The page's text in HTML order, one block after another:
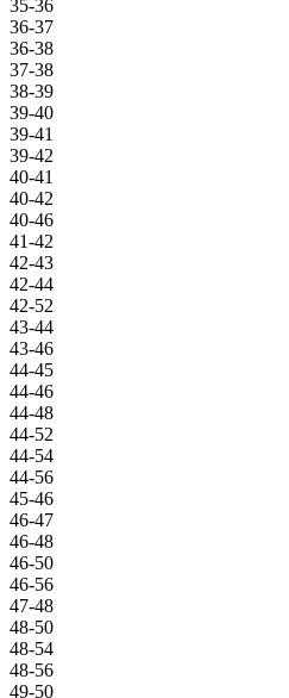
35-36
36-37
36-38
37-38
38-39
39-40
39-41
39-42
40-41
40-42
40-46
41-42
42-43
42-44
42-52
43-44
43-46
44-45
44-46
44-48
44-52
44-54
44-56
45-46
46-47
46-48
46-50
46-56
47-48
48-50
48-54
48-56
49-50